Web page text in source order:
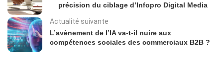
précision du ciblage d’Infopro Digital Media
Actualité suivante
L’avènement de l’IA va-t-il nuire aux
compétences sociales des commerciaux B2B ?